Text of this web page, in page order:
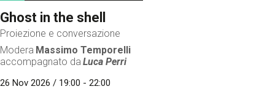
Ghost in the shell
Proiezione e conversazione
Modera Massimo Temporelli
accompagnato da Luca Perri
26 Nov 2026 / 19:00 - 22:00